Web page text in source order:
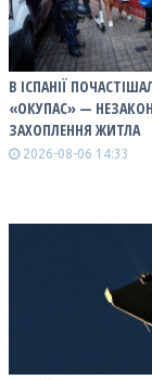
В ІСПАНІЇ
«ОКУПАС» —
ЗАХОПЛЕННЯ ЖИТЛА
2026-08-06 14:33